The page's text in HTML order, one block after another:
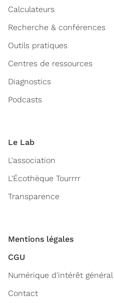
Calculateurs
Recherche & conférences
Outils pratiques
Centres de ressources
Diagnostics
Podcasts
Le Lab
L'association
L'Écothèque Tourrrr
Transparence
Mentions légales
CGU
Numérique d'intérêt général
Contact